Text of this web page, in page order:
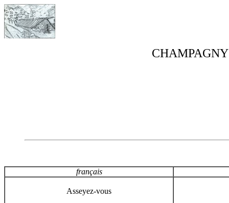
français
Asseyez-vous